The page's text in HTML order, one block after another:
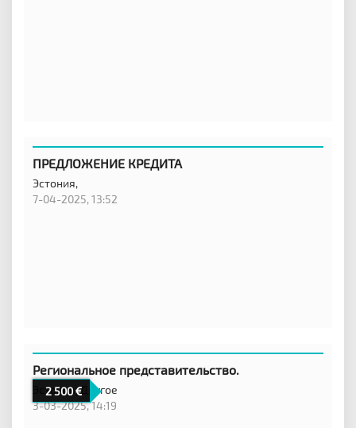
ПРЕДЛОЖЕНИЕ КРЕДИТА
Эстония,
7-04-2025, 13:52
2 500
Региональное представительство.
Эстония,Другое
3-03-2025, 14:19